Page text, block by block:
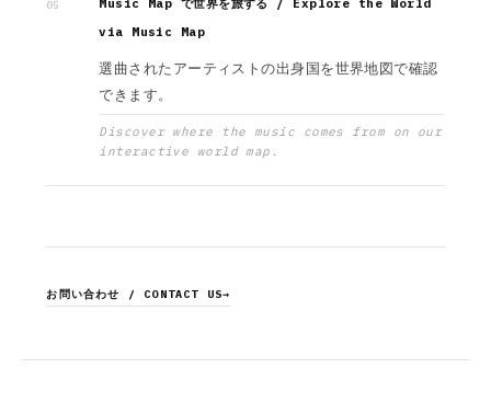
05
Music Map で世界を旅する / Explore the World
via Music Map
選曲されたアーティストの出身国を世界地図で確認
できます。
Discover where the music comes from on our
interactive world map.
お問い合わせ / CONTACT US→